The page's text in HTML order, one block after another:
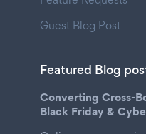
Guest Blog Post
Featured Blog
Converting Cross-
Black Friday &